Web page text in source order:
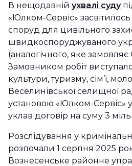
В нещодавній ухвалі суду
«Юлком-Сервіс»
споруд для цивільного
швидкоспоруджуваного
(аналогічного, яке замовляє
Замовником робіт
культури, туризму, сім’ї,
Веселинівської селищної
установою «Юлком-Сервіс»
уклав договір на суму 3
Розслідування у
розпочали 1 серпня 2025
Вознесенське районне